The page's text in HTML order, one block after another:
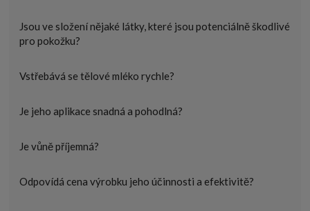
Jsou ve složení nějaké látky, které jsou potenciálně škodlivé
pro pokožku?
Vstřebává se tělové mléko rychle?
Je jeho aplikace snadná a pohodlná?
Je vůně příjemná?
Odpovídá cena výrobku jeho účinnosti a efektivitě?